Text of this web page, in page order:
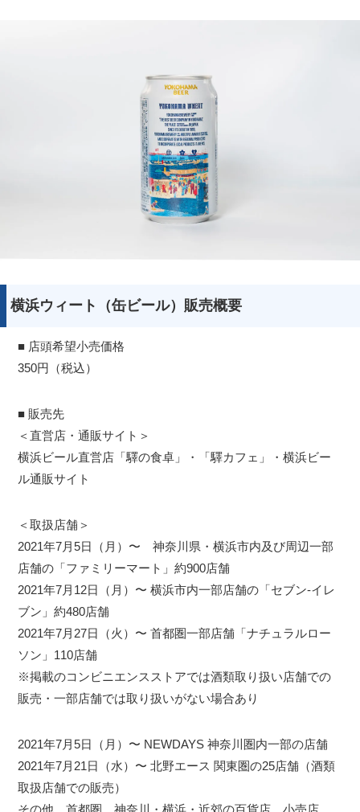
横浜ウィート（缶ビール）販売概要
■ 店頭希望小売価格
350円（税込）
■ 販売先
＜直営店・通販サイト＞
横浜ビール直営店「驛の食卓」・「驛カフェ」・横浜ビー
ル通販サイト
＜取扱店舗＞
2021年7月5日（月）〜 神奈川県・横浜市内及び周辺一部
店舗の「ファミリーマート」約900店舗
2021年7月12日（月）〜 横浜市内一部店舗の「セブン-イレ
ブン」約480店舗
2021年7月27日（火）〜 首都圏一部店舗「ナチュラルロー
ソン」110店舗
※掲載のコンビニエンスストアでは酒類取り扱い店舗での
販売・一部店舗では取り扱いがない場合あり
2021年7月5日（月）〜 NEWDAYS 神奈川圏内一部の店舗
2021年7月21日（水）〜 北野エース 関東圏の25店舗（酒類
取扱店舗での販売）
その他、首都圏、神奈川・横浜・近郊の百貨店、小売店、